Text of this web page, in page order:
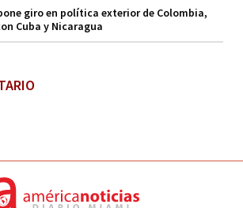
giro en política exterior de Colombia,
Cuba y Nicaragua